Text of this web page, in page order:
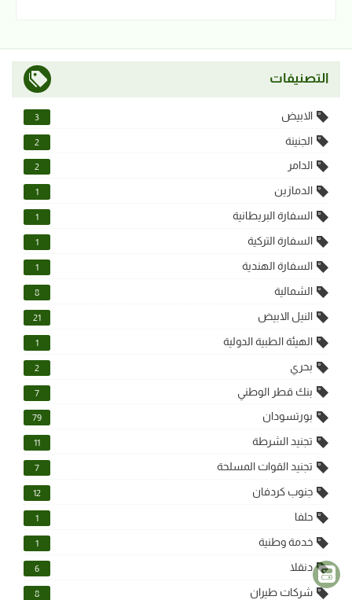
التصنيفات
الابيض 3
الجنينة 2
الدامر 2
الدمازين 1
السفارة البريطانية 1
السفارة التركية 1
السفارة الهندية 1
الشمالية 8
النيل الابيض 21
الهيئة الطبية الدولية 1
بحري 2
بنك قطر الوطني 7
بورتسودان 79
تجنيد الشرطة 11
تجنيد القوات المسلحة 7
جنوب كردفان 12
حلفا 1
خدمة وطنية 1
دنقلا 6
شركات طيران 8